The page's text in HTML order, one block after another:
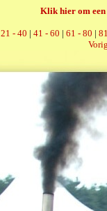
Klik hier om een
21 - 40 | 41 - 60 | 61 - 80 |